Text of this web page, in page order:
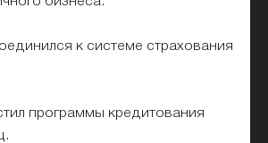
к системе страхования
программы кредитования